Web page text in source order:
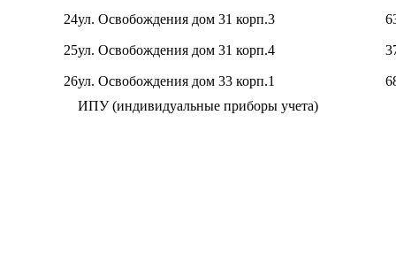
24ул. Освобождения дом 31 корп.3
25ул. Освобождения дом 31 корп.4
26ул. Освобождения дом 33 корп.1
ИПУ (индивидуальные приборы учета)